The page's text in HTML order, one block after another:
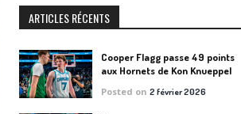
ARTICLES RÉCENTS
Cooper Flagg passe 49 points
aux Hornets de Kon Knueppel
Posted on2 février 2026